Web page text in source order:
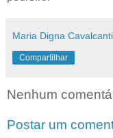
Maria Digna Cavalcanti
Compartilhar
Nenhum
Postar um